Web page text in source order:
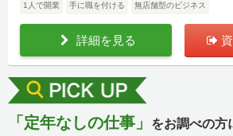
1人で開業 手に職を付ける 無店舗型のビジネス
詳細を見る
「定年なしの仕事」
をお調べの方